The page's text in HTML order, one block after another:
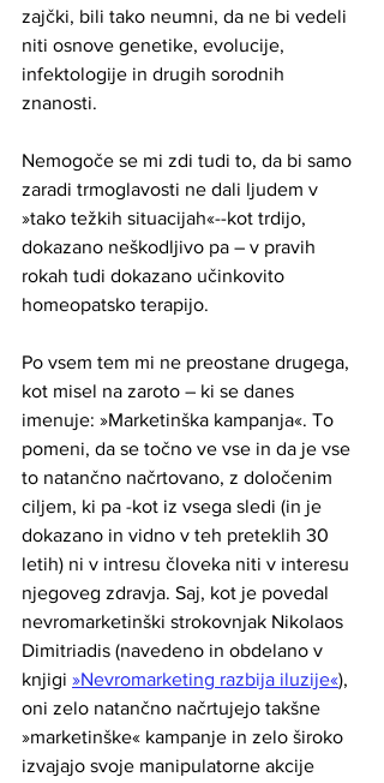
zajčki, bili tako neumni, da ne bi vedeli
niti osnove genetike, evolucije,
infektologije in drugih sorodnih
znanosti.
Nemogoče se mi zdi tudi to, da bi samo
zaradi trmoglavosti ne dali ljudem v
»tako težkih situacijah«--kot trdijo,
dokazano neškodljivo pa – v pravih
rokah tudi dokazano učinkovito
homeopatsko terapijo.
Po vsem tem mi ne preostane drugega,
kot misel na zaroto – ki se danes
imenuje: »Marketinška kampanja«. To
pomeni, da se točno ve vse in da je vse
to natančno načrtovano, z določenim
ciljem, ki pa -kot iz vsega sledi (in je
dokazano in vidno v teh preteklih 30
letih) ni v intresu človeka niti v interesu
njegoveg zdravja. Saj, kot je povedal
nevromarketinški strokovnjak Nikolaos
Dimitriadis (navedeno in obdelano v
knjigi »Nevromarketing razbija iluzije«),
oni zelo natančno načrtujejo takšne
»marketinške« kampanje in zelo široko
izvajajo svoje manipulatorne akcije